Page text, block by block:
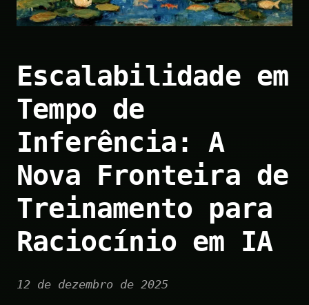
Escalabilidade em
Tempo de
Inferência: A
Nova Fronteira de
Treinamento para
Raciocínio em IA
12 de dezembro de 2025